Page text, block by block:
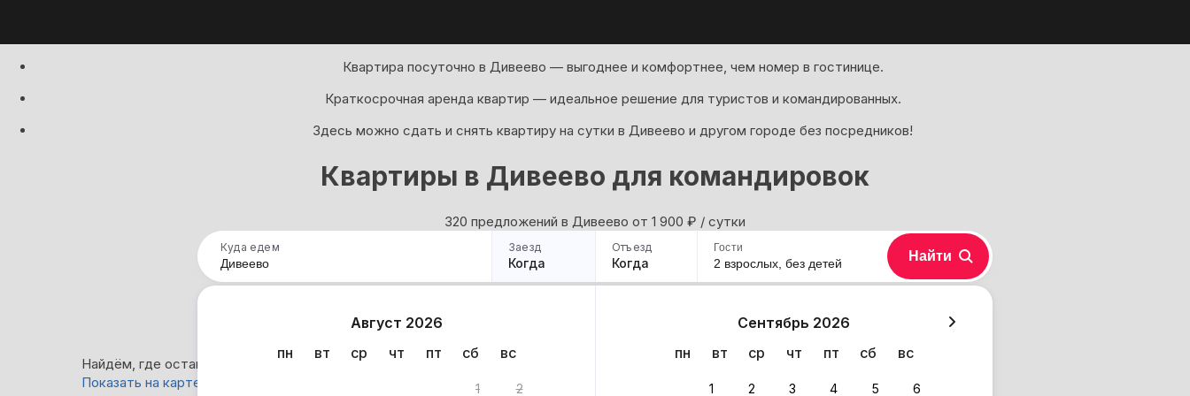
Квартира посуточно в Дивеево — выгоднее и комфортнее, чем номер в гостинице.
Краткосрочная аренда квартир — идеальное решение для туристов и командированных.
Здесь можно сдать и снять квартиру на сутки в Дивеево и другом городе без посредников!
Квартиры в Дивеево для командировок
320 предложений в Дивеево oт 1 900 ₽ / сутки
Куда едем Заезд
Когда
Отъезд
Когда
Август 2026
пн
вт ср чт пт сб вс
1 2
Сентябрь 2026
пн
вт ср чт пт сб вс
1 2 3 4 5 6
Гости
2 взрослых, без детей Найти
Найдём, где остановиться в Дивеево: 320 вариантов
Показать на карте